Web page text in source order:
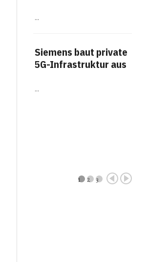
…
Siemens baut private
5G-Infrastruktur aus
…
1 2 3